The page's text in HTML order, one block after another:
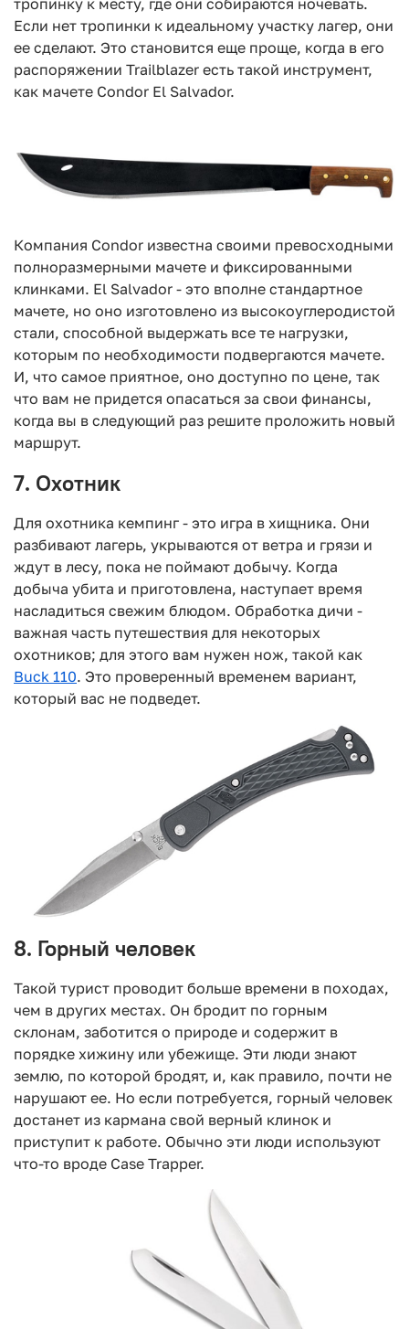
тропинку к месту, где они собираются ночевать.
Если нет тропинки к идеальному участку лагер, они
ее сделают. Это становится еще проще, когда в его
распоряжении Trailblazer есть такой инструмент,
как мачете Condor El Salvador.
Компания Condor известна своими превосходными
полноразмерными мачете и фиксированными
клинками. El Salvador - это вполне стандартное
мачете, но оно изготовлено из высокоуглеродистой
стали, способной выдержать все те нагрузки,
которым по необходимости подвергаются мачете.
И, что самое приятное, оно доступно по цене, так
что вам не придется опасаться за свои финансы,
когда вы в следующий раз решите проложить новый
маршрут.
7. Охотник
Для охотника кемпинг - это игра в хищника. Они
разбивают лагерь, укрываются от ветра и грязи и
ждут в лесу, пока не поймают добычу. Когда
добыча убита и приготовлена, наступает время
насладиться свежим блюдом. Обработка дичи -
важная часть путешествия для некоторых
охотников; для этого вам нужен нож, такой как
Buck 110. Это проверенный временем вариант,
который вас не подведет.
8. Горный человек
Такой турист проводит больше времени в походах,
чем в других местах. Он бродит по горным
склонам, заботится о природе и содержит в
порядке хижину или убежище. Эти люди знают
землю, по которой бродят, и, как правило, почти не
нарушают ее. Но если потребуется, горный человек
достанет из кармана свой верный клинок и
приступит к работе. Обычно эти люди используют
что-то вроде Case Trapper.